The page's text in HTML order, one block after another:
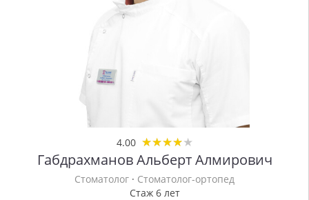
4.00 ★★★★★
★★★★★
Габдрахманов Альберт Алмирович
Стоматолог · Стоматолог-ортопед
Стаж 6 лет